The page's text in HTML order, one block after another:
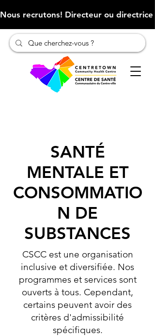
Nous recrutons! Directeur ou
SANTÉ
MENTALE ET
CONSOMMATIO
N DE
SUBSTANCES
CSCC est une organisation
inclusive et diversifiée. Nos
programmes et services sont
ouverts à tous. Cependant,
certains peuvent avoir des
critères d'admissibilité
spécifiques.